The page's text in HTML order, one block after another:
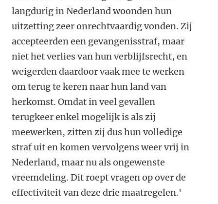
langdurig in Nederland woonden hun
uitzetting zeer onrechtvaardig vonden. Zij
accepteerden een gevangenisstraf, maar
niet het verlies van hun verblijfsrecht, en
weigerden daardoor vaak mee te werken
om terug te keren naar hun land van
herkomst. Omdat in veel gevallen
terugkeer enkel mogelijk is als zij
meewerken, zitten zij dus hun volledige
straf uit en komen vervolgens weer vrij in
Nederland, maar nu als ongewenste
vreemdeling. Dit roept vragen op over de
effectiviteit van deze drie maatregelen.'